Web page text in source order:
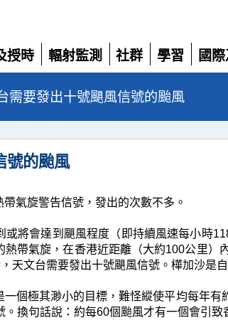
授時
輻射監測
展
開
社群
展
開
學習
展
開
國
展
需要發出十號颶風信號的颱風
號的颱風
氣旋警告信號，發出的次數不多。
將會達到颶風程度（即持續風速每小時
帶氣旋，在香港近距離（大約100公里
天文台需要發出十號颶風信號。樺加沙是
個極其渺小的目標，難怪縱使平均每年
換句話說：約每60個颱風才有一個會引致